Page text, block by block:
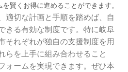
賢くお得に進めることができます。
適切な計画と手順を踏めば、自
きる有効な制度です。特に岐阜
それぞれが独自の支援制度を用
らを上手に組み合わせること
ォームを実現できます。ぜひ本